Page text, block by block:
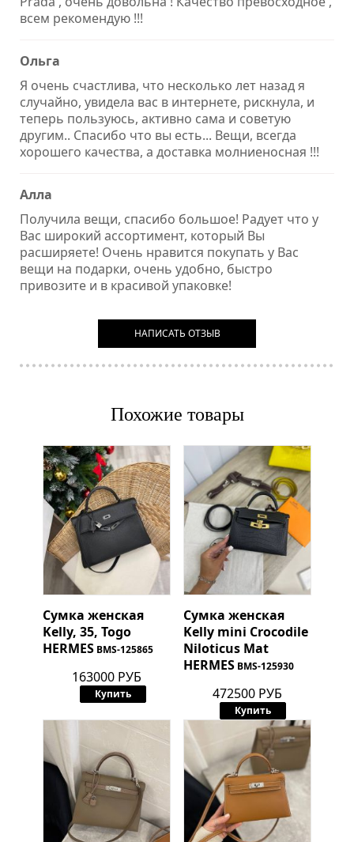
всем рекомендую !!!
Ольга
Я очень счастлива, что несколько лет назад я
случайно, увидела вас в интернете, рискнула, и
теперь пользуюсь, активно сама и советую
другим.. Спасибо что вы есть... Вещи, всегда
хорошего качества, а доставка молниеносная !!!
Алла
Получила вещи, спасибо большое! Радует что у
Вас широкий ассортимент, который Вы
расширяете! Очень нравится покупать у Вас
вещи на подарки, очень удобно, быстро
привозите и в красивой упаковке!
НАПИСАТЬ ОТЗЫВ
Похожие товары
Сумка женская
Kelly, 35, Togo
HERMES BMS-125865
163000 РУБ
Купить
Сумка женская
Kelly mini Crocodile
Niloticus Mat
HERMES BMS-125930
472500 РУБ
Купить